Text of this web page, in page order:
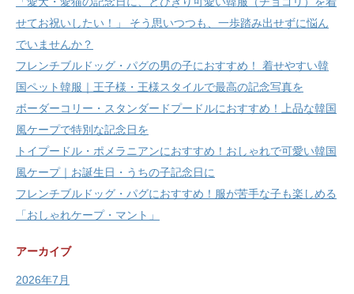
せてお祝いしたい！」 そう思いつつも、一歩踏み出せずに悩ん
でいませんか？
フレンチブルドッグ・パグの男の子におすすめ！ 着せやすい韓
国ペット韓服｜王子様・王様スタイルで最高の記念写真を
ボーダーコリー・スタンダードプードルにおすすめ！上品な韓国
風ケープで特別な記念日を
トイプードル・ポメラニアンにおすすめ！おしゃれで可愛い韓国
風ケープ｜お誕生日・うちの子記念日に
フレンチブルドッグ・パグにおすすめ！服が苦手な子も楽しめる
「おしゃれケープ・マント」
アーカイブ
2026年7月